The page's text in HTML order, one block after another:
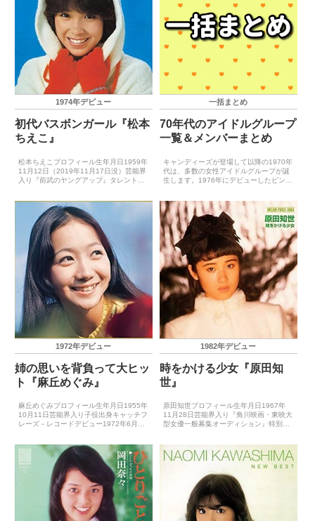
1974年デビュー
初代バスボンガール『松本
ちえこ』
松本ちえこプロフィール生年月日1959年
11月12日（2019年11月17日没）芸能界
入り『前武のヤングアップ』タレントス
月25日（ボーイフレンド）主要音楽祭受
賞歴...
一括まとめ
70年代のアイドルグループ
一覧＆メンバーまとめ
キャンディーズが登場して以降の1970年
代は、多数の女性アイドルグループが誕
生します。1976年にデビューしたピン
生した女性アイドルグループは、大きく
3つに大別すること...
1972年デビュー
姉の思いを背負って大ヒッ
ト『麻丘めぐみ』
麻丘めぐみプロフィール生年月日1955年
10月11日芸能界入り子役出身キャッチフ
レーズ－レコードデビュー1972年6月5
新人賞（芽ばえ）1972年日本有線大賞新
人賞...
1982年デビュー
時をかける少女『原田知
世』
原田知世プロフィール生年月日1967年
11月28日芸能界入り『角川映画・東映大
型女優一般募集オーディション』特別賞
話）主要音楽祭受賞歴（最優秀新人賞）
－主要音楽祭受賞...